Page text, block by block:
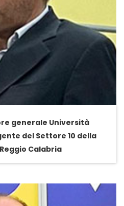
generale Università
del Settore 10 della
Calabria